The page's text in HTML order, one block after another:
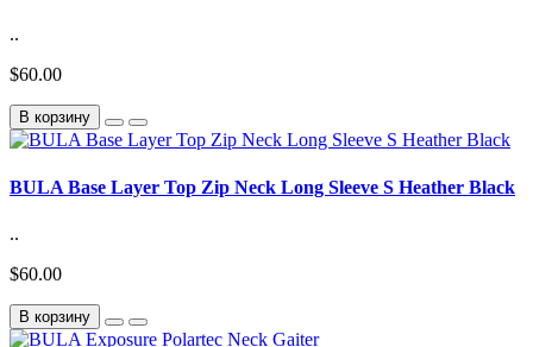
..
$60.00
В корзину
BULA Base Layer Top Zip Neck Long Sleeve S Heather Black
..
$60.00
В корзину